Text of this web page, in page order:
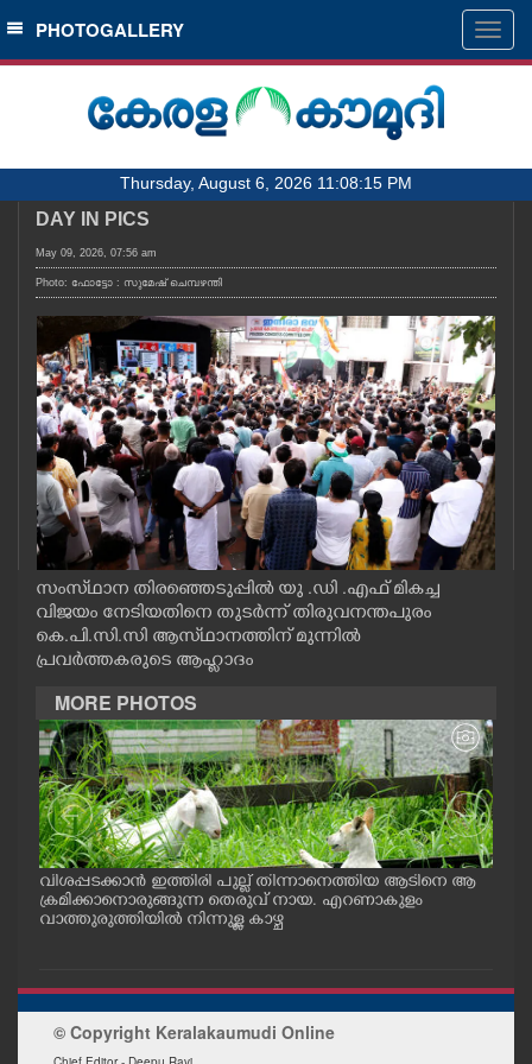
SECTIONS
HOME
NOTIFIED NEWS
KERALA
LOCAL
OBITUARY
NEWS 360
CASE DIARY
CINEMA
PHOTOS
LIFESTYLE
SPIRITUAL
ART
PHOTOGALLERY
Thursday, August 6, 2026 11:08:15 PM
DAY IN PICS
May 09, 2026, 07:56 am
Photo: ഫോട്ടോ : സുമേഷ് ചെമ്പഴന്തി
സംസ്‌ഥാന തിരഞ്ഞെടുപ്പിൽ യു .ഡി .എഫ് മികച്ച
വിജയം നേടിയതിനെ തുടർന്ന് തിരുവനന്തപുരം
കെ.പി.സി.സി ആസ്‌ഥാനത്തിന് മുന്നിൽ
പ്രവർത്തകരുടെ ആഹ്ലാദം
MORE PHOTOS
വിശപ്പടക്കാൻ ഇത്തിരി പുല്ല് തിന്നാനെത്തിയ ആടിനെ ആ
ക്രമിക്കാനൊരുങ്ങുന്ന തെരുവ് നായ. എറണാകുളം
വാത്തുരുത്തിയിൽ നിന്നുള്ള കാഴ്ച
© Copyright Keralakaumudi Online